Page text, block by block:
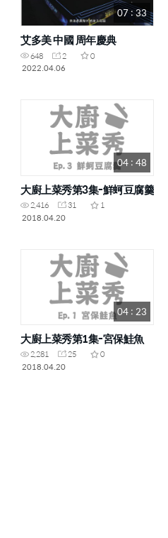
07 : 33
艾多美 中國 周年慶典
648 2
0
2022.04.06
04 : 48
大廚上菜秀第3集-鮮蚵豆腐羹
2,416 31
1
2018.04.20
04 : 23
大廚上菜秀第1集-宮保鮭魚
2,281 25
0
2018.04.20